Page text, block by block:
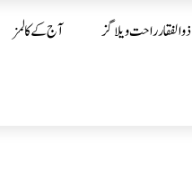
آج کے کالمز ذوالفقار راحت ویلاگز